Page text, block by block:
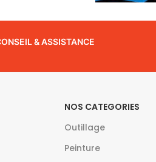
& ASSISTANCE
NOS CATEGORIES
Outillage
Peinture